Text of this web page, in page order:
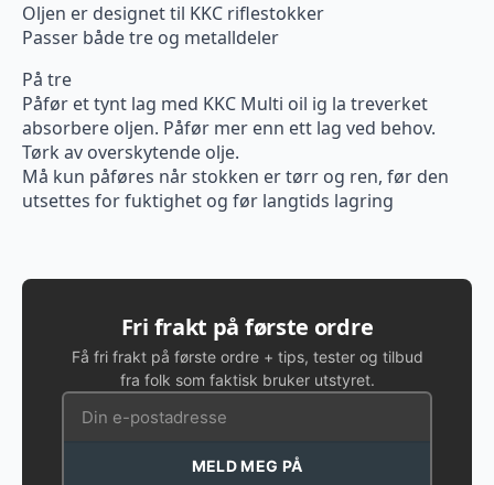
Oljen er designet til KKC riflestokker
Passer både tre og metalldeler
På tre
Påfør et tynt lag med KKC Multi oil ig la treverket
absorbere oljen. Påfør mer enn ett lag ved behov.
Tørk av overskytende olje.
Må kun påføres når stokken er tørr og ren, før den
utsettes for fuktighet og før langtids lagring
Fri frakt på første ordre
Få fri frakt på første ordre + tips, tester og tilbud
fra folk som faktisk bruker utstyret.
MELD MEG PÅ